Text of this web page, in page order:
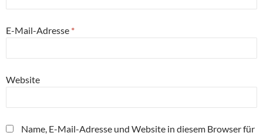
E-Mail-Adresse *
Website
Name, E-Mail-Adresse und Website in diesem Browser für